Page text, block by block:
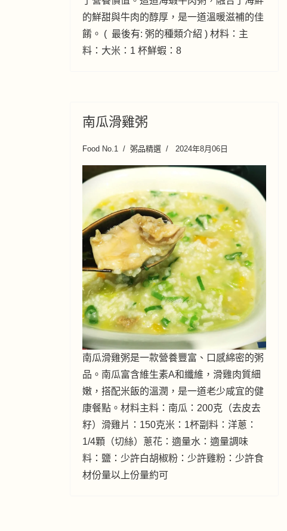
的鮮甜與牛肉的醇厚，是一道溫暖滋補的佳
餚。 ( 最後有: 粥的種類介紹 ) 材料：主
料：大米：1 杯鮮蝦：8
南瓜滑雞粥
Food No.1 粥品精選 2024年8月06日
南瓜滑雞粥是一款營養豐富、口感綿密的粥
品。南瓜富含維生素A和纖維，滑雞肉質細
嫩，搭配米飯的溫潤，是一道老少咸宜的健
康餐點。材料主料：南瓜：200克（去皮去
籽）滑雞片：150克米：1杯副料：洋蔥：
1/4顆（切絲）蔥花：適量水：適量調味
料：鹽：少許白胡椒粉：少許雞粉：少許食
材份量以上份量約可